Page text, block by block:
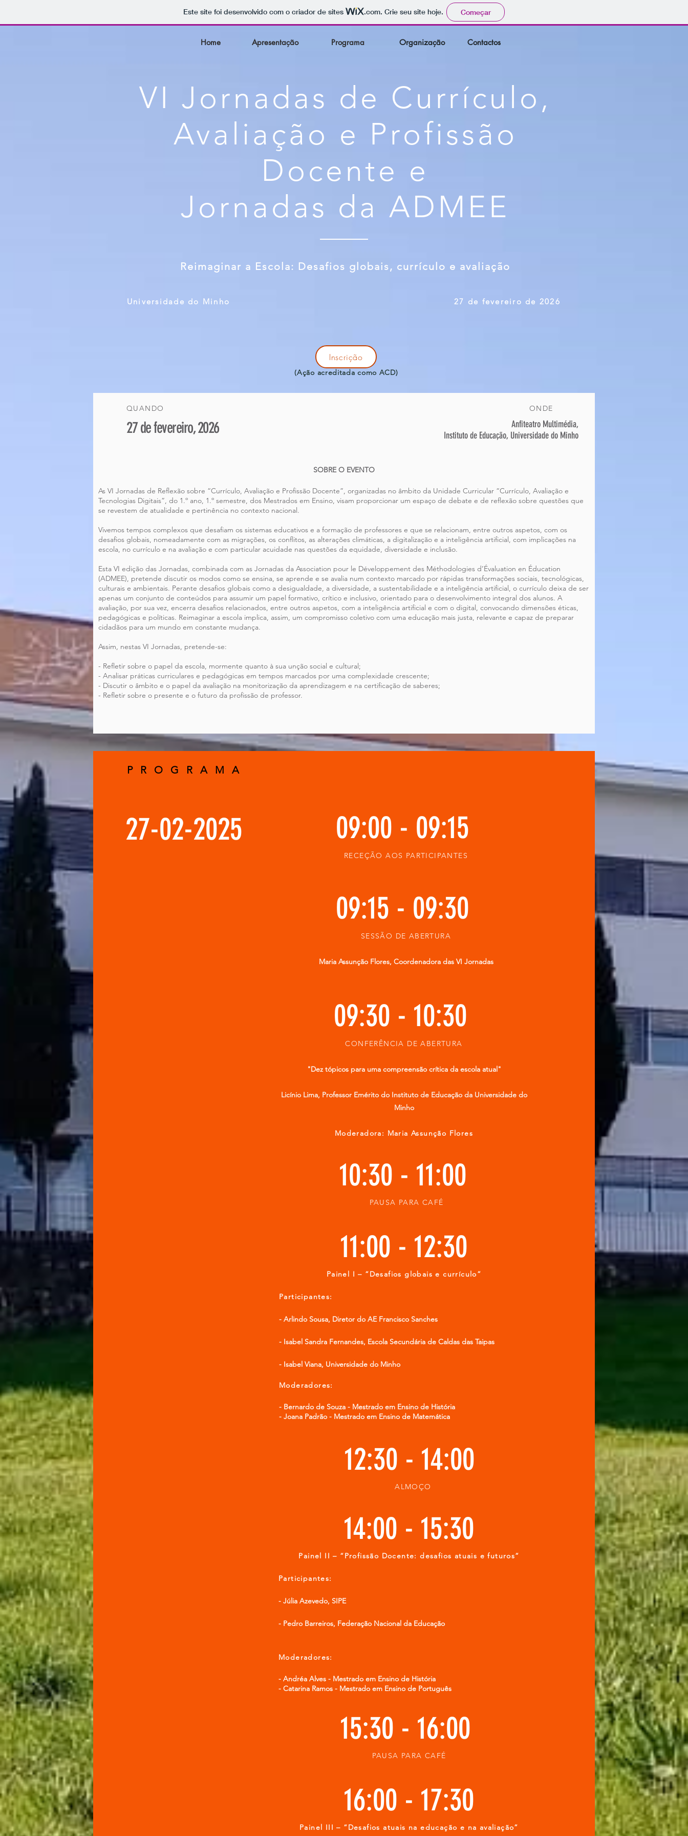
Este site foi desenvolvido com o criador de sites .com. Crie seu site hoje. Começar
Home Apresentação Programa Organização Contactos
VI Jornadas de Currículo,
Avaliação e Profissão
Docente e
Jornadas da ADMEE
Reimaginar a Escola: Desafios globais, currículo e avaliação
Universidade do Minho 27 de fevereiro de 2026
(Ação acreditada como ACD)
Inscrição
QUANDO
27 de fevereiro,2026
ONDE
Anfiteatro Multimédia,
Instituto de Educação, Universidade do Minho
SOBRE O EVENTO
As VI Jornadas de Reflexão sobre “Currículo, Avaliação e Profissão Docente”, organizadas no âmbito da Unidade Curricular “Currículo, Avaliação e
Tecnologias Digitais”, do 1.º ano, 1.º semestre, dos Mestrados em Ensino, visam proporcionar um espaço de debate e de reflexão sobre questões que
se revestem de atualidade e pertinência no contexto nacional.
Vivemos tempos complexos que desafiam os sistemas educativos e a formação de professores e que se relacionam, entre outros aspetos, com os
desafios globais, nomeadamente com as migrações, os conflitos, as alterações climáticas, a digitalização e a inteligência artificial, com implicações na
escola, no currículo e na avaliação e com particular acuidade nas questões da equidade, diversidade e inclusão.
Esta VI edição das Jornadas, combinada com as Jornadas da Association pour le Développement des Méthodologies d’Évaluation en Éducation
(ADMEE), pretende discutir os modos como se ensina, se aprende e se avalia num contexto marcado por rápidas transformações sociais, tecnológicas,
culturais e ambientais. Perante desafios globais como a desigualdade, a diversidade, a sustentabilidade e a inteligência artificial, o currículo deixa de ser
apenas um conjunto de conteúdos para assumir um papel formativo, crítico e inclusivo, orientado para o desenvolvimento integral dos alunos. A
avaliação, por sua vez, encerra desafios relacionados, entre outros aspetos, com a inteligência artificial e com o digital, convocando dimensões éticas,
pedagógicas e políticas. Reimaginar a escola implica, assim, um compromisso coletivo com uma educação mais justa, relevante e capaz de preparar
cidadãos para um mundo em constante mudança.
Assim, nestas VI Jornadas, pretende-se:
- Refletir sobre o papel da escola, mormente quanto à sua unção social e cultural;
- Analisar práticas curriculares e pedagógicas em tempos marcados por uma complexidade crescente;
- Discutir o âmbito e o papel da avaliação na monitorização da aprendizagem e na certificação de saberes;
- Refletir sobre o presente e o futuro da profissão de professor.
P R O G R A M A
27-02-2025 09:00 - 09:15
RECEÇÃO AOS PARTICIPANTES
09:15 - 09:30
SESSÃO DE ABERTURA
Maria Assunção Flores, Coordenadora das VI Jornadas
09:30 - 10:30
CONFERÊNCIA DE ABERTURA
​"Dez tópicos para uma compreensão crítica da escola atual"
Licínio Lima, Professor Emérito do Instituto de Educação da Universidade do
Minho
Moderadora: Maria Assunção Flores
10:30 - 11:00
PAUSA PARA CAFÉ
11:00 - 12:30
Painel I – “Desafios globais e currículo”
Participantes: ​
- Arlindo Sousa, Diretor do AE Francisco Sanches
- Isabel Sandra Fernandes, Escola Secundária de Caldas das Taipas
- Isabel Viana, Universidade do Minho​​
Moderadores:
- Bernardo de Souza - Mestrado em Ensino de História
- Joana Padrão - Mestrado em Ensino de Matemática
12:30 - 14:00
ALMOÇO
14:00 - 15:30
Painel II – “Profissão Docente: desafios atuais e futuros”
Participantes:
- Júlia Azevedo, SIPE
- Pedro Barreiros, Federação Nacional da Educação​
Moderadores:
- Andréa Alves - Mestrado em Ensino de História
- Catarina Ramos - Mestrado em Ensino de Português
15:30 - 16:00
PAUSA PARA CAFÉ
16:00 - 17:30
Painel II I – “Desafios atuais na educação e na avaliação”